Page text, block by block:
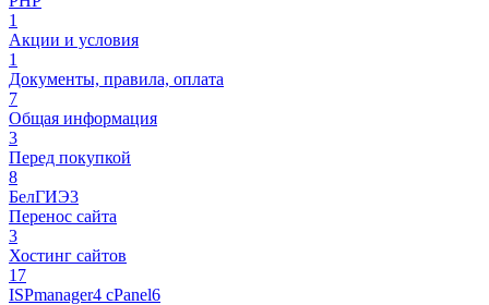
1
Акции и условия
1
Документы, правила, оплата
7
Общая информация
3
Перед покупкой
8
БелГИЭ3
Перенос сайта
3
Хостинг сайтов
17
ISPmanager4 cPanel6